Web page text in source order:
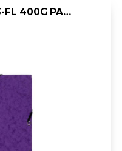
ELASTOMAP EXACOMPTA 3-FL 400G PAARS/PK25